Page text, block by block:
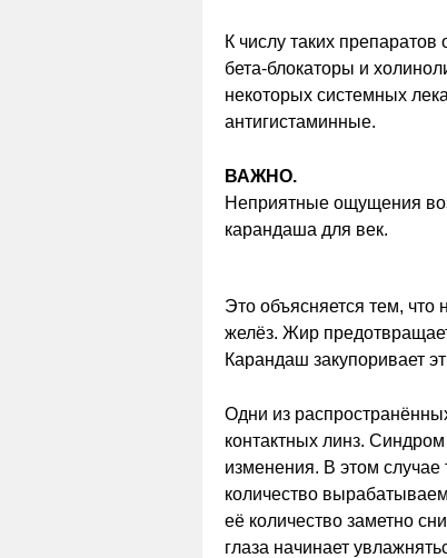
К числу таких препаратов
бета-блокаторы и
некоторых системных
антигистаминные.
ВАЖНО.
Неприятные ощущения
карандаша для век.
Это объясняется тем, что
желёз. Жир
Карандаш закупоривает
Одни из
контактных линз. Синдром
изменения. В этом случае
количество
её количество заметно
глаза начинает